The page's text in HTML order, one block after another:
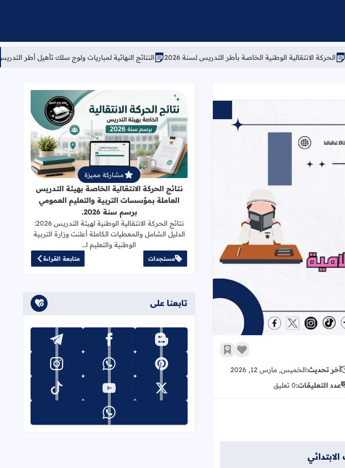
الوطنية الخاصة بأطر التدريس لسنة 2026 النتائج النهائية لمباريات ولوج سلك تأهيل أطر التدريس – دورة نونبر 2025
المستوى الثالث ابتدائي
زر الإعجاب
أضف إلى العلامات المرجعية
آخر تحديث:الخميس, مارس 12, 2026
عدد التعليقات:0 تعليق
قراءة المزيد عن نتائج الحركة
مشاركة مميزة
نتائج الحركة الانتقالية الخاصة بهيئة التدريس
العاملة بمؤسسات التربية والتعليم العمومي
برسم سنة 2026.
نتائج الحركة الانتقالية الوطنية لهيئة التدريس 2026:
الدليل الشامل والمعطيات الكاملة أعلنت وزارة التربية
الوطنية والتعليم ا…
مستجدات متابعة القراءة
تابعنا على
تابعنا على blogger تابعنا على facebook تابعنا على telegram
تابعنا على pinterest تابعنا على whatsapp تابعنا على instagram
تابعنا على x تابعنا على youtube تابعنا على tiktok
تابعنا على whatsapp